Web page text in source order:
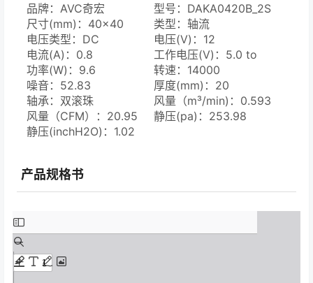
品牌：AVC奇宏
型号：DAKA0420B_2S
尺寸(mm)：40×40
类型：轴流
电压类型：DC
电压(V)：12
电流(A)：0.8
工作电压(V)：5.0 to
13.2
功率(W)：9.6
转速：14000
噪音：52.83
厚度(mm)：20
轴承：双滚珠
风量（m³/min)：0.593
风量（CFM）：20.95
静压(pa)：253.98
静压(inchH2O)：1.02
产品规格书